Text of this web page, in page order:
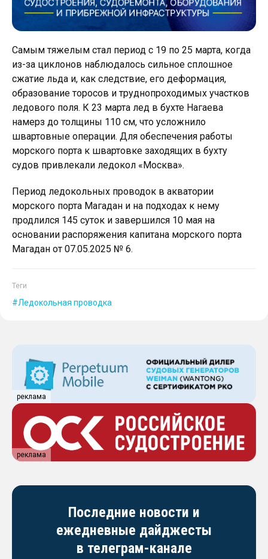
Самым тяжелым стал период с 19 по 25 марта, когда
из-за циклонов наблюдалось сильное сплошное
сжатие льда и, как следствие, его деформация,
образование торосов и труднопроходимых участков
ледового поля. К 23 марта лед в бухте Нагаева
намерз до толщины 110 см, что усложнило
швартовные операции. Для обеспечения работы
морского порта к швартовке заходящих в бухту
судов привлекали ледокол «Москва».
Период ледокольных проводок в акватории
морского порта Магадан и на подходах к нему
продлился 145 суток и завершился 10 мая на
основании распоряжения капитана морского порта
Магадан от 07.05.2025 № 6.
Теги
Ледокольная проводка
реклама
реклама
Последние новости и
ежедневные дайджесты
в телеграм-канале